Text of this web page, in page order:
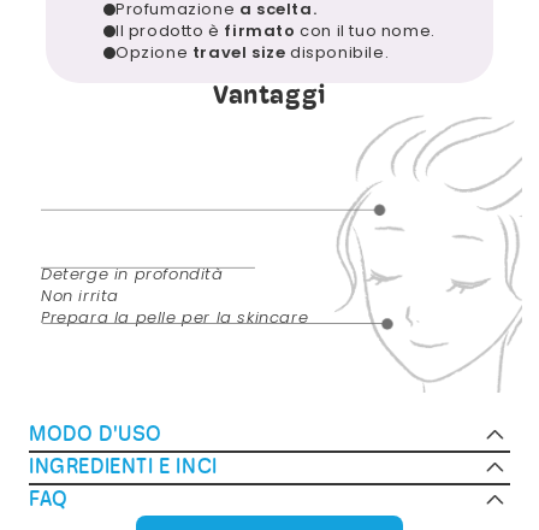
Profumazione a scelta.
Il prodotto è firmatocon il tuo nome.
Opzione travel sizedisponibile.
Vantaggi
Deterge in profondità
Non irrita
Prepara la pelle per la skincare
MODO D'USO
Quantità da utilizzare
Frequenza di applicazione
INGREDIENTI E INCI
La tua formula su misura potrebbe contenere, in
diversi dosaggi, a seconda delle caratteristiche
FAQ